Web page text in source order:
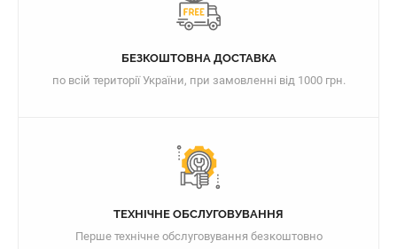
БЕЗКОШТОВНА ДОСТАВКА
по всій території України, при замовленні від 1000 грн.
ТЕХНІЧНЕ ОБСЛУГОВУВАННЯ
Перше технічне обслуговування безкоштовно